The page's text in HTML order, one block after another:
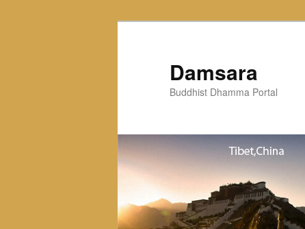
Damsara
Buddhist Dhamma Portal